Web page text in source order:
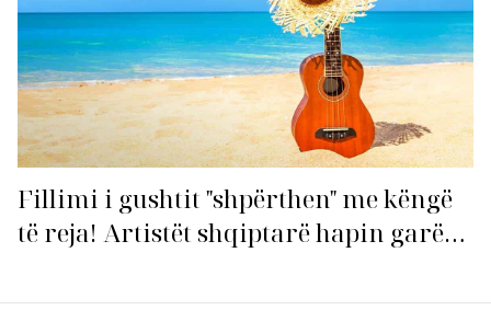
Fillimi i gushtit "shpërthen" me këngë
të reja! Artistët shqiptarë hapin garën